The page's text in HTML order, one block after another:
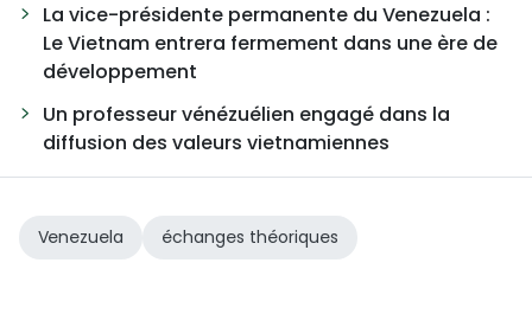
La vice-présidente permanente du Venezuela :
Le Vietnam entrera fermement dans une ère de
développement
Un professeur vénézuélien engagé dans la
diffusion des valeurs vietnamiennes
Venezuela échanges théoriques